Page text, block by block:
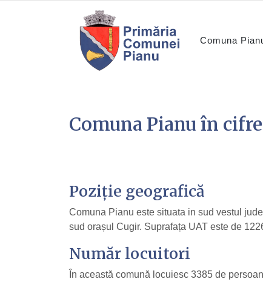
Comuna
Comuna Pianu în cifre
Poziție geografică
Comuna Pianu este situata in sud vestul
sud orașul Cugir. Suprafața UAT este de
Număr locuitori
În această comună locuiesc 3385 de